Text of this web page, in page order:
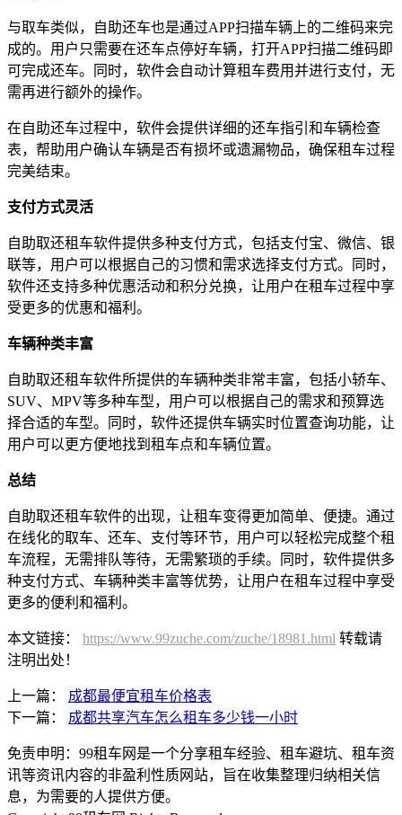
与取车类似，自助还车也是通过APP扫描车辆上的二维码来完
成的。用户只需要在还车点停好车辆，打开APP扫描二维码即
可完成还车。同时，软件会自动计算租车费用并进行支付，无
需再进行额外的操作。
在自助还车过程中，软件会提供详细的还车指引和车辆检查
表，帮助用户确认车辆是否有损坏或遗漏物品，确保租车过程
完美结束。
支付方式灵活
自助取还租车软件提供多种支付方式，包括支付宝、微信、银
联等，用户可以根据自己的习惯和需求选择支付方式。同时，
软件还支持多种优惠活动和积分兑换，让用户在租车过程中享
受更多的优惠和福利。
车辆种类丰富
自助取还租车软件所提供的车辆种类非常丰富，包括小轿车、
SUV、MPV等多种车型，用户可以根据自己的需求和预算选
择合适的车型。同时，软件还提供车辆实时位置查询功能，让
用户可以更方便地找到租车点和车辆位置。
总结
自助取还租车软件的出现，让租车变得更加简单、便捷。通过
在线化的取车、还车、支付等环节，用户可以轻松完成整个租
车流程，无需排队等待，无需繁琐的手续。同时，软件提供多
种支付方式、车辆种类丰富等优势，让用户在租车过程中享受
更多的便利和福利。
本文链接： https://www.99zuche.com/zuche/18981.html 转载请
注明出处！
上一篇： 成都最便宜租车价格表
下一篇： 成都共享汽车怎么租车多少钱一小时
免责申明：99租车网是一个分享租车经验、租车避坑、租车资
讯等资讯内容的非盈利性质网站，旨在收集整理归纳相关信
息，为需要的人提供方便。